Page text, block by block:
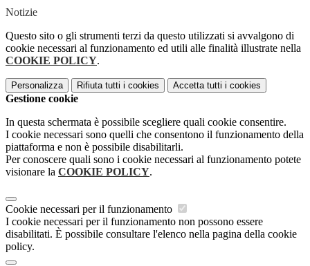
Notizie
Questo sito o gli strumenti terzi da questo utilizzati si avvalgono di
cookie necessari al funzionamento ed utili alle finalità illustrate nella
COOKIE POLICY.
Personalizza Rifiuta tutti i cookies Accetta tutti i cookies
Gestione cookie
In questa schermata è possibile scegliere quali cookie consentire.
I cookie necessari sono quelli che consentono il funzionamento della
piattaforma e non è possibile disabilitarli.
Per conoscere quali sono i cookie necessari al funzionamento potete
visionare la COOKIE POLICY.
Cookie necessari per il funzionamento
I cookie necessari per il funzionamento non possono essere
disabilitati. È possibile consultare l'elenco nella pagina della cookie
policy.